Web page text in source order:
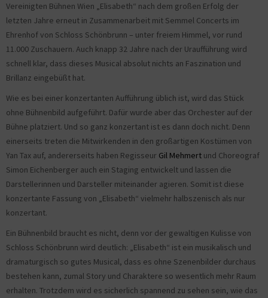
Vereinigten Bühnen Wien „Elisabeth“ nach dem großen Erfolg der
letzten Jahre erneut in Zusammenarbeit mit Semmel Concerts im
Ehrenhof von Schloss Schönbrunn – unter freiem Himmel, vor rund
11.000 Zuschauern. Auch knapp 32 Jahre nach der Uraufführung wird
schnell klar, dass dieses Musical absolut nichts an Faszination und
Brillanz eingebüßt hat.
Wie es bei einer konzertanten Aufführung üblich ist, wird das Stück
ohne Bühnenbild aufgeführt. Dafür wurde aber das Orchester auf der
Bühne platziert. Und so ganz konzertant ist es dann doch nicht. Denn
einerseits treten die Mitwirkenden in den großartigen Kostümen von
Yan Tax auf, andererseits haben Regisseur Gil Mehmert und Choreograf
Simon Eichenberger auch ein Staging entwickelt und lassen die
Darstellerinnen und Darsteller miteinander agieren. Somit ist diese
konzertante Fassung von „Elisabeth“ vielmehr halbszenisch als nur
konzertant.
Ein Bühnenbild braucht es nicht, denn vor der gewaltigen Kulisse von
Schloss Schönbrunn wird deutlich: „Elisabeth“ ist ein musikalisch und
dramaturgisch so gutes Musical, dass es ohne Szenenbilder durchaus
bestehen kann, zumal Story und Charaktere so wesentlich mehr Raum
erhalten. Trotzdem wird es sicherlich spannend zu sehen sein, wie das